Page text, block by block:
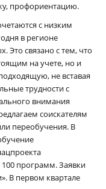
профориентацию.
с низким
в регионе
Это связано с тем, что
на учете, но и
не вставая
трудности с
внимания
соискателям
переобучения. В
программ. Заявки
В первом квартале